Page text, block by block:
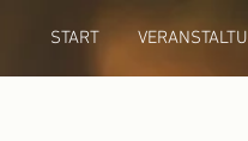
START